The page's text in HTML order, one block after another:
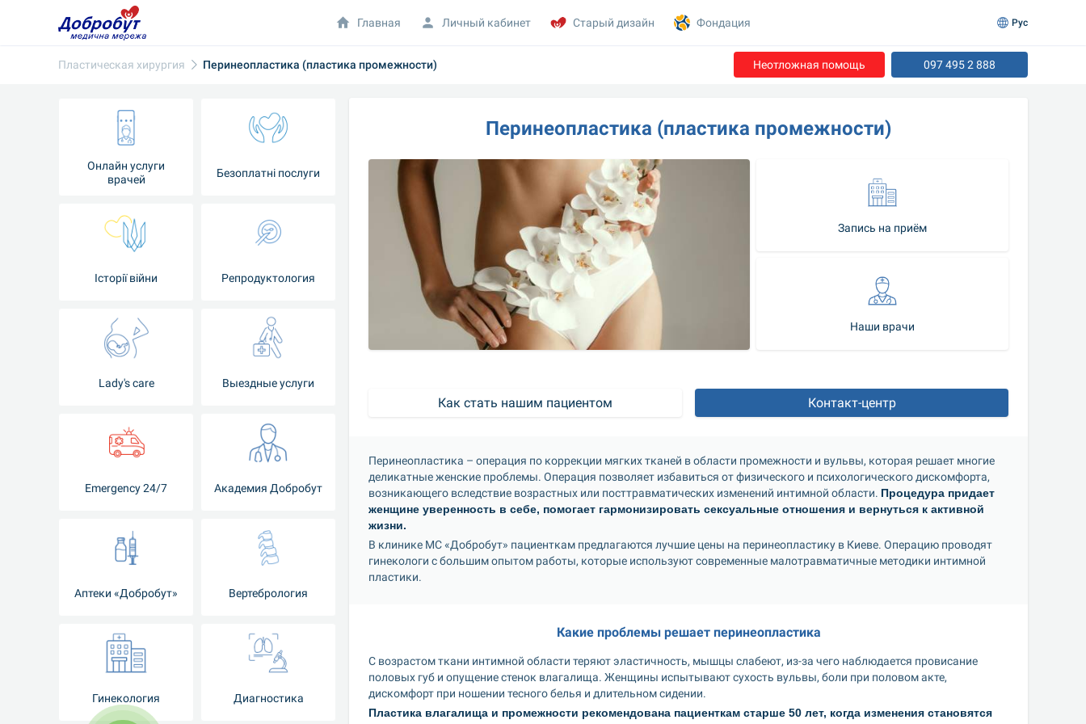
Пластическая хирургия Перинеопластика (пластика промежности) Неотложная помощь 097 495 2 888
Онлайн услуги
врачей
Безоплатні послуги
Iсторії війни Репродуктология
Lady's care Выездные услуги
Emergency 24/7 Академия Добробут
Аптеки «Добробут» Вертебрология
Гинекология Диагностика
Перинеопластика (пластика промежности)
Запись на приём
Наши врачи
Как стать нашим пациентом Контакт-центр
Перинеопластика – операция по коррекции мягких тканей в области промежности и вульвы, которая решает многие
деликатные женские проблемы. Операция позволяет избавиться от физического и психологического дискомфорта,
возникающего вследствие возрастных или посттравматических изменений интимной области. Процедура придает
женщине уверенность в себе, помогает гармонизировать сексуальные отношения и вернуться к активной
жизни.
В клинике МС «Добробут» пациенткам предлагаются лучшие цены на перинеопластику в Киеве. Операцию проводят
гинекологи с большим опытом работы, которые используют современные малотравматичные методики интимной
пластики.
Какие проблемы решает перинеопластика
С возрастом ткани интимной области теряют эластичность, мышцы слабеют, из-за чего наблюдается провисание
половых губ и опущение стенок влагалища. Женщины испытывают сухость вульвы, боли при половом акте,
дискомфорт при ношении тесного белья и длительном сидении.
Пластика влагалища и промежности рекомендована пациенткам старше 50 лет, когда изменения становятся
Главная Личный кабинет Старый дизайн Фондация Рус